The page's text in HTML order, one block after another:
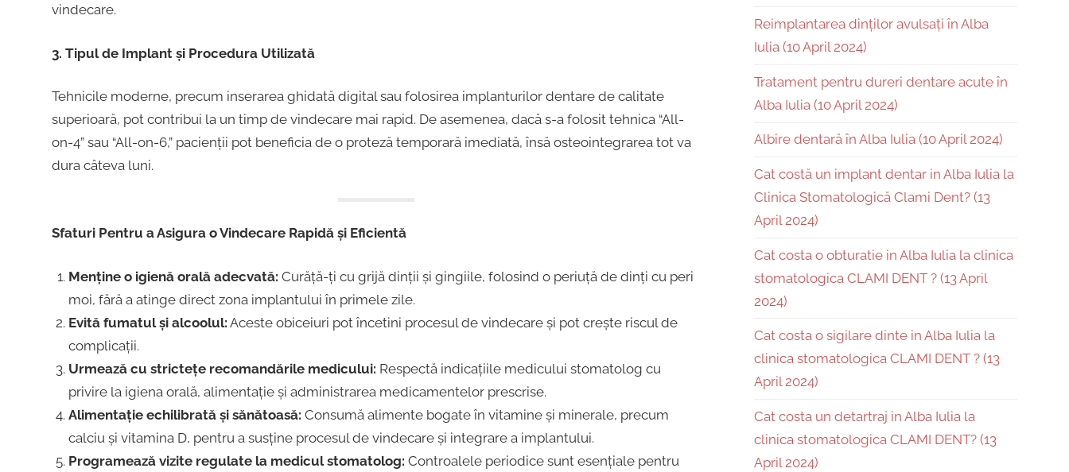
vindecare.
3. Tipul de Implant și Procedura Utilizată
Tehnicile moderne, precum inserarea ghidată digital sau folosirea implanturilor dentare de calitate
superioară, pot contribui la un timp de vindecare mai rapid. De asemenea, dacă s-a folosit tehnica “All-
on-4” sau “All-on-6,” pacienții pot beneficia de o proteză temporară imediată, însă osteointegrarea tot va
dura câteva luni.
Sfaturi Pentru a Asigura o Vindecare Rapidă și Eficientă
Menține o igienă orală adecvată: Curăță-ți cu grijă dinții și gingiile, folosind o periuță de dinți cu peri
moi, fără a atinge direct zona implantului în primele zile.
Evită fumatul și alcoolul: Aceste obiceiuri pot încetini procesul de vindecare și pot crește riscul de
complicații.
Urmează cu strictețe recomandările medicului: Respectă indicațiile medicului stomatolog cu
privire la igiena orală, alimentație și administrarea medicamentelor prescrise.
Alimentație echilibrată și sănătoasă: Consumă alimente bogate în vitamine și minerale, precum
calciu și vitamina D, pentru a susține procesul de vindecare și integrare a implantului.
Programează vizite regulate la medicul stomatolog: Controalele periodice sunt esențiale pentru
Reimplantarea dinților avulsați în Alba
Iulia (10 April 2024)
Tratament pentru dureri dentare acute în
Alba Iulia (10 April 2024)
Albire dentară în Alba Iulia (10 April 2024)
Cat costă un implant dentar in Alba Iulia la
Clinica Stomatologică Clami Dent? (13
April 2024)
Cat costa o obturatie in Alba Iulia la clinica
stomatologica CLAMI DENT ? (13 April
2024)
Cat costa o sigilare dinte in Alba Iulia la
clinica stomatologica CLAMI DENT ? (13
April 2024)
Cat costa un detartraj in Alba Iulia la
clinica stomatologica CLAMI DENT? (13
April 2024)